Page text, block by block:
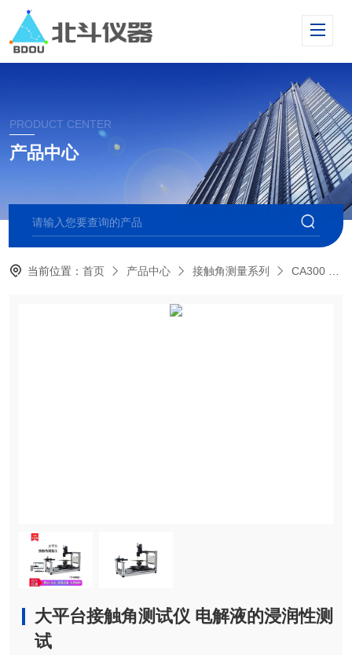
PRODUCT CENTER
产品中心
当前位置：首页 产品中心 接触角测量系列 CA300 大平台接触角测量仪
大平台接触角测试仪 电解液的浸润性测
试